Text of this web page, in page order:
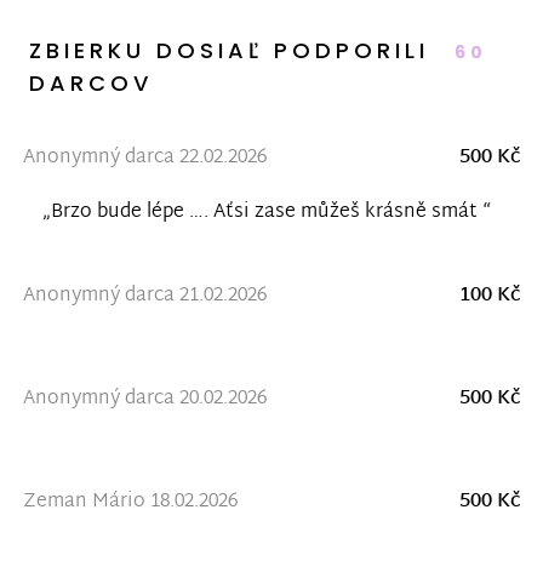
ZBIERKU DOSIAĽ PODPORILI 60
DARCOV
Anonymný darca 22.02.2026
500 Kč
„Brzo bude lépe …. Aťsi zase můžeš krásně smát “
Anonymný darca 21.02.2026 100 Kč
Anonymný darca 20.02.2026 500 Kč
Zeman Mário 18.02.2026 500 Kč